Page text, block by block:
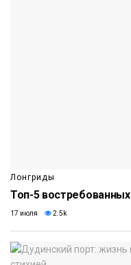
Лонгриды
Топ-5
17 июля 2.5k